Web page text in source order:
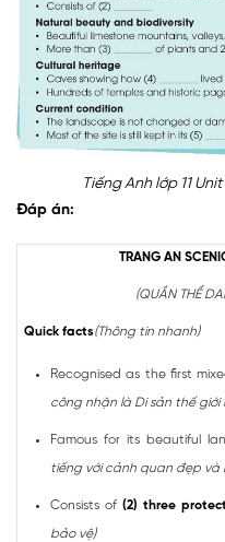
Tiếng Anh lớp 11
Đáp án:
TRANG AN
(QUẦN THỂ
Quick facts(Thông tin nhanh)
Recognised as the first
công nhận là Di sản thế giới
Famous for its beautiful
tiếng với cảnh quan đẹp và
Consists of (2) three
bảo vệ)